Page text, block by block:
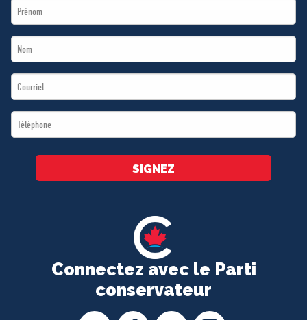
Connectez avec le Parti
conservateur
First
Name
Last
Name
Email
*
Téléphone
*
SIGNEZ